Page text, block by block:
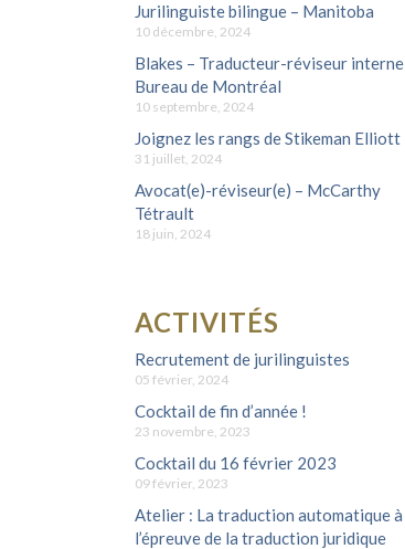
Jurilinguiste bilingue – Manitoba
10 décembre, 2024
Blakes – Traducteur-réviseur interne
Bureau de Montréal
10 septembre, 2024
Joignez les rangs de Stikeman Elliott
31 juillet, 2024
Avocat(e)-réviseur(e) – McCarthy
Tétrault
18 juin, 2024
ACTIVITÉS
Recrutement de jurilinguistes
05 février, 2024
Cocktail de fin d’année !
23 novembre, 2023
Cocktail du 16 février 2023
09 février, 2023
Atelier : La traduction automatique à
l’épreuve de la traduction juridique